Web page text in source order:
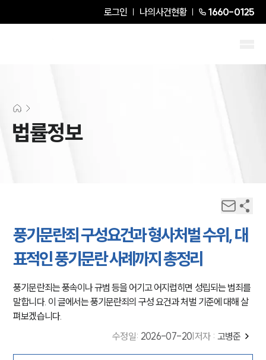
로그인 나의사건현황 1660-0125
법률정보
풍기문란죄 구성요건과 형사처벌 수위, 대
표적인 풍기문란 사례까지 총정리
풍기문란죄는 풍속이나 규범 등을 어기고 어지럽히면 성립되는 범죄를
말합니다. 이 글에서는 풍기문란죄의 구성 요건과 처벌 기준에 대해 살
펴보겠습니다.
수정일: 2026-07-20 저자 : 고병준